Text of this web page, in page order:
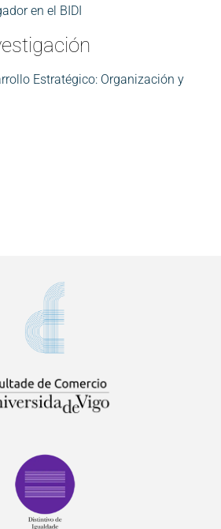
en el BIDI
Estratégico: Organización y